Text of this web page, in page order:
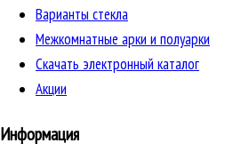
Варианты стекла
Межкомнатные арки и полуарки
Скачать электронный каталог
Акции
Информация